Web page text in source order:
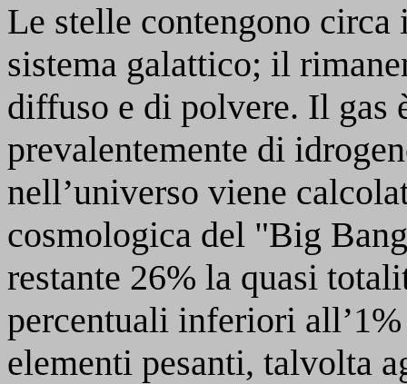
Le stelle contengono
sistema galattico; il
diffuso e di polvere. Il gas
prevalentemente di
nell’universo viene
cosmologica del "Big
restante 26% la quasi
percentuali inferiori
elementi pesanti, talvolta